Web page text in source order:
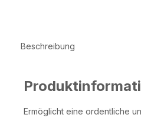
Beschreibung
Ermöglicht eine ordentliche